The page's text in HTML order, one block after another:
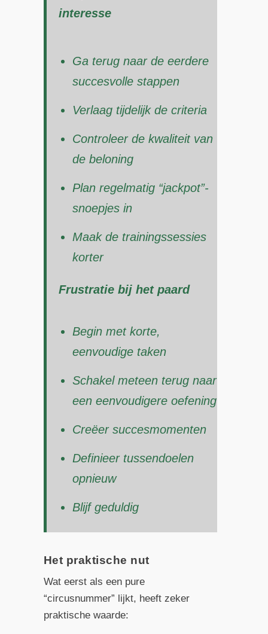
interesse
Ga terug naar de eerdere
succesvolle stappen
Verlaag tijdelijk de criteria
Controleer de kwaliteit van
de beloning
Plan regelmatig “jackpot”-
snoepjes in
Maak de trainingssessies
korter
Frustratie bij het paard
Begin met korte,
eenvoudige taken
Schakel meteen terug naar
een eenvoudigere oefening
Creëer succesmomenten
Definieer tussendoelen
opnieuw
Blijf geduldig
Het praktische nut
Wat eerst als een pure
“circusnummer” lijkt, heeft zeker
praktische waarde: